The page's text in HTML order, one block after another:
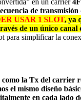
de
USAR 1 SLOT, ya
de un único canal
para simplificar la
la Tx del
el mismo diseño
en cada lado